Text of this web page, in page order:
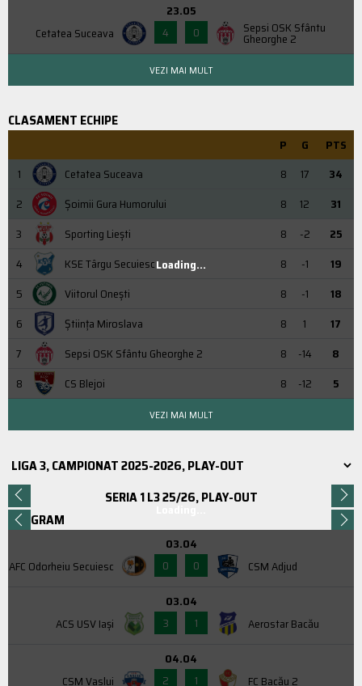
Cetatea Suceava
23.05
4
0 Sepsi OSK Sfântu
Gheorghe 2
VEZI MAI MULT
CLASAMENT ECHIPE
P G
PTS
1
Cetatea Suceava 8 17
34
2
Şoimii Gura Humorului 8 12
31
3
Sporting Liești 8 -2
25
4
KSE Târgu Secuiesc 8 -1
19
5
Viitorul Onești 8 -1
18
6
Știința Miroslava 8 1
17
7
Sepsi OSK Sfântu Gheorghe 2 8 -14
8
8
CS Blejoi 8 -12 5
Loading...
VEZI MAI MULT
SERIA 1 L3 25/26, PLAY-OUT
PROGRAM
AFC Odorheiu Secuiesc
03.04
0
0 CSM Adjud
ACS USV Iaşi
03.04
3
1 Aerostar Bacău
CSM Vaslui
04.04
2
1 FC Bacău 2